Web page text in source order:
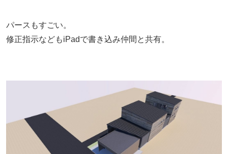
パースもすごい。
修正指示などもiPadで書き込み仲間と共有。